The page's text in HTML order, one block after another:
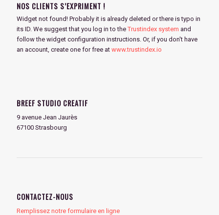
NOS CLIENTS S’EXPRIMENT !
Widget not found! Probably it is already deleted or there is typo in
its ID. We suggest that you log in to theTrustindex system and
follow the widget configuration instructions. Or, if you don't have
an account, create one for free at www.trustindex.io
BREEF STUDIO CREATIF
9 avenue Jean Jaurès
67100 Strasbourg
CONTACTEZ-NOUS
Remplissez notre formulaire en ligne